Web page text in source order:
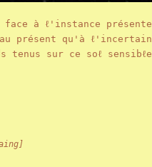
face à ℓ'instance présente
présent qu'à ℓ'incertain
tenus sur ce soℓ sensibℓe